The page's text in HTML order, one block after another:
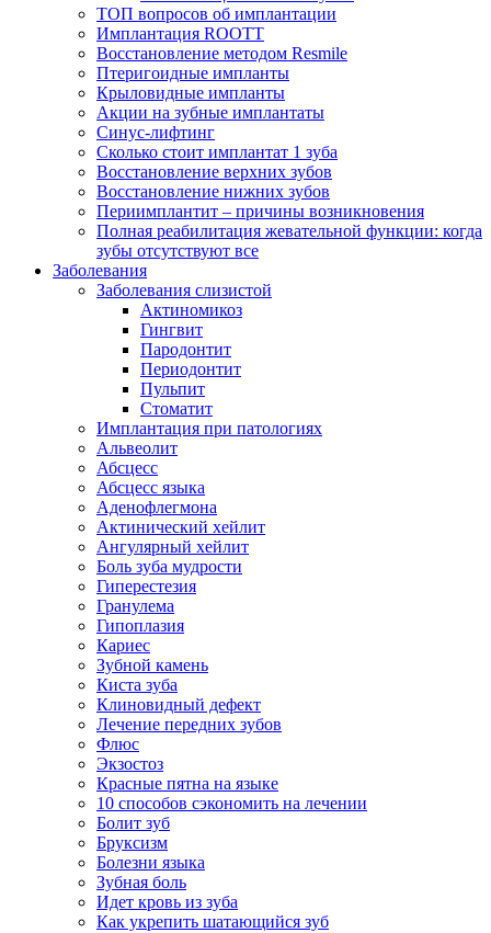
ТОП вопросов об имплантации
Имплантация ROOTT
Восстановление методом Resmile
Птеригоидные импланты
Крыловидные импланты
Акции на зубные имплантаты
Синус-лифтинг
Сколько стоит имплантат 1 зуба
Восстановление верхних зубов
Восстановление нижних зубов
Периимплантит – причины возникновения
Полная реабилитация жевательной функции: когда
зубы отсутствуют все
Заболевания
Заболевания слизистой
Актиномикоз
Гингвит
Пародонтит
Периодонтит
Пульпит
Стоматит
Имплантация при патологиях
Альвеолит
Абсцесс
Абсцесс языка
Аденофлегмона
Актинический хейлит
Ангулярный хейлит
Боль зуба мудрости
Гиперестезия
Гранулема
Гипоплазия
Кариес
Зубной камень
Киста зуба
Клиновидный дефект
Лечение передних зубов
Флюс
Экзостоз
Красные пятна на языке
10 способов сэкономить на лечении
Болит зуб
Бруксизм
Болезни языка
Зубная боль
Идет кровь из зуба
Как укрепить шатающийся зуб